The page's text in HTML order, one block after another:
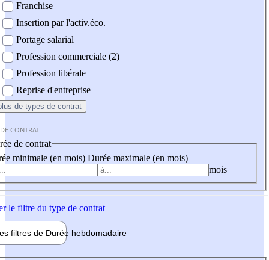
Franchise
Insertion par l'activ.éco.
Portage salarial
Profession commerciale (2)
Profession libérale
Reprise d'entreprise
de types de contrat
CONTRAT
de contrat
minimale (en mois) Durée maximale (en mois)
mois
le filtre du type de contrat
filtres de Durée hebdomadaire